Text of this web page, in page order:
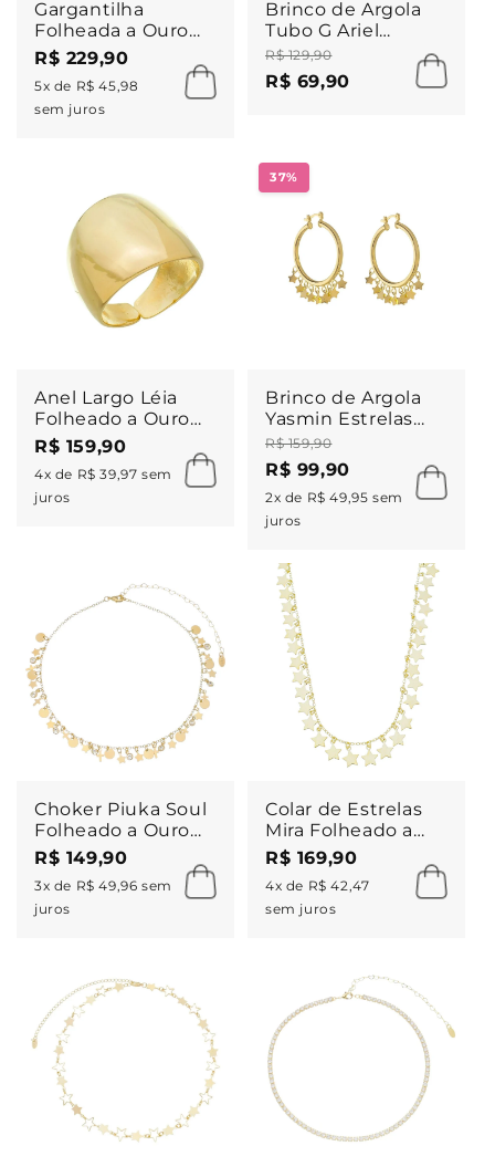
Gargantilha
Folheada a Ouro
18k Nayla
R$ 229,90
5x de R$ 45,98
sem juros
Brinco de Argola
Tubo G Ariel
Folheado a Ouro
18k
R$ 129,90
R$ 69,90
Anel Largo Léia
Folheado a Ouro
18k
R$ 159,90
4x de R$ 39,97 sem
juros
37%
Brinco de Argola
Yasmin Estrelas
Folheado a Ouro
18k
R$ 159,90
R$ 99,90
2x de R$ 49,95 sem
juros
Choker Piuka Soul
Folheado a Ouro
18k
R$ 149,90
3x de R$ 49,96 sem
juros
Colar de Estrelas
Mira Folheado a
Ouro 18k
R$ 169,90
4x de R$ 42,47
sem juros